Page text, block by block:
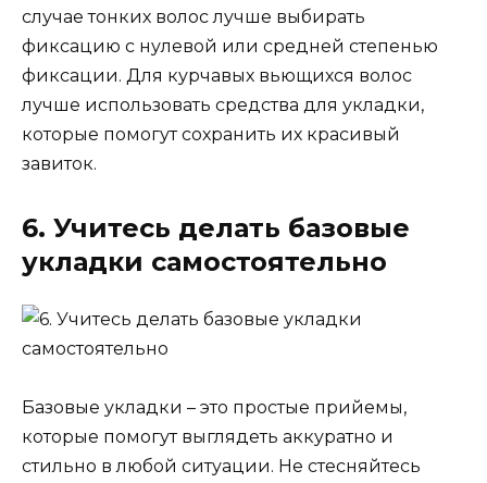
случае тонких волос лучше выбирать
фиксацию с нулевой или средней степенью
фиксации. Для курчавых вьющихся волос
лучше использовать средства для укладки,
которые помогут сохранить их красивый
завиток.
6. Учитесь делать базовые
укладки самостоятельно
Базовые укладки – это простые прийемы,
которые помогут выглядеть аккуратно и
стильно в любой ситуации. Не стесняйтесь